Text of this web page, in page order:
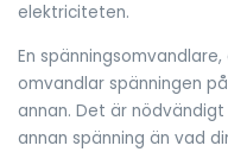
elektriciteten.
En
omvandlar spänningen
annan. Det är
annan spänning än vad